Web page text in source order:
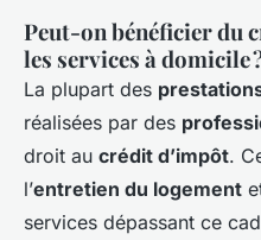
Peut-on bénéficier du
les services à domicile
La plupart des
réalisées par des
droit au crédit d’impôt.
l’entretien du logement
services dépassant ce